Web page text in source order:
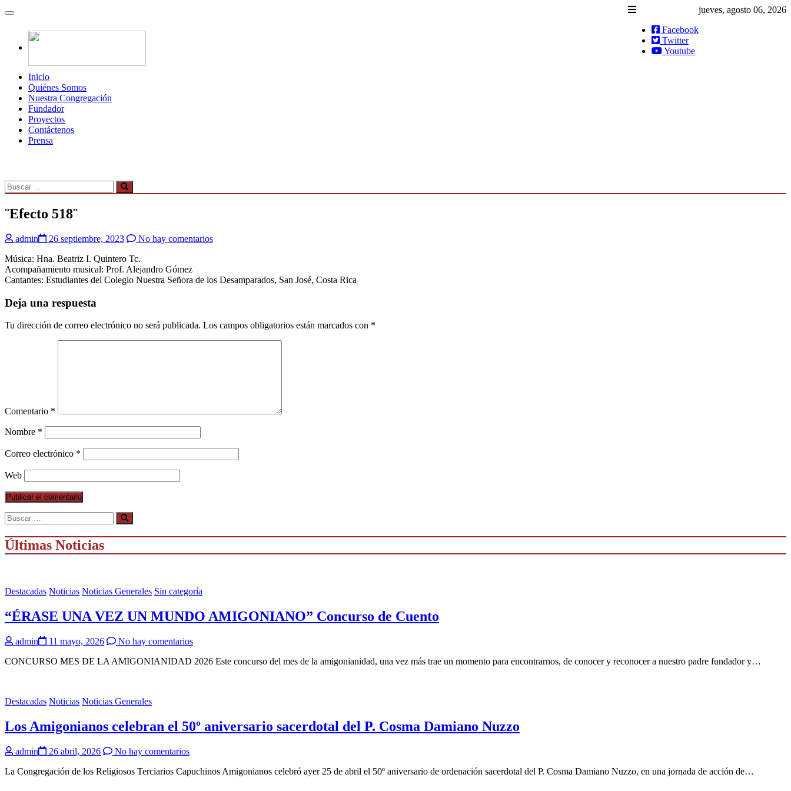
jueves, agosto 06, 2026
Facebook
Twitter
Youtube
Inicio
Quiénes Somos
Nuestra Congregación
Fundador
Proyectos
Contáctenos
Prensa
¨Efecto 518¨
admin 26 septiembre, 2023
No hay comentarios
Música: Hna. Beatriz I. Quintero Tc.
Acompañamiento musical: Prof. Alejandro Gómez
Cantantes: Estudiantes del Colegio Nuestra Señora de los Desamparados, San José, Costa Rica
Deja una respuesta
Tu dirección de correo electrónico no será publicada. Los campos obligatorios están marcados con *
Comentario *
Nombre *
Correo electrónico *
Web
Últimas Noticias
Destacadas Noticias Noticias Generales Sin categoría
“ÉRASE UNA VEZ UN MUNDO AMIGONIANO” Concurso de Cuento
admin 11 mayo, 2026
No hay comentarios
CONCURSO MES DE LA AMIGONIANIDAD 2026 Este concurso del mes de la amigonianidad, una vez más trae un momento para encontrarnos, de conocer y reconocer a nuestro padre fundador y…
Destacadas Noticias Noticias Generales
Los Amigonianos celebran el 50º aniversario sacerdotal del P. Cosma Damiano Nuzzo
admin 26 abril, 2026
No hay comentarios
La Congregación de los Religiosos Terciarios Capuchinos Amigonianos celebró ayer 25 de abril el 50º aniversario de ordenación sacerdotal del P. Cosma Damiano Nuzzo, en una jornada de acción de…